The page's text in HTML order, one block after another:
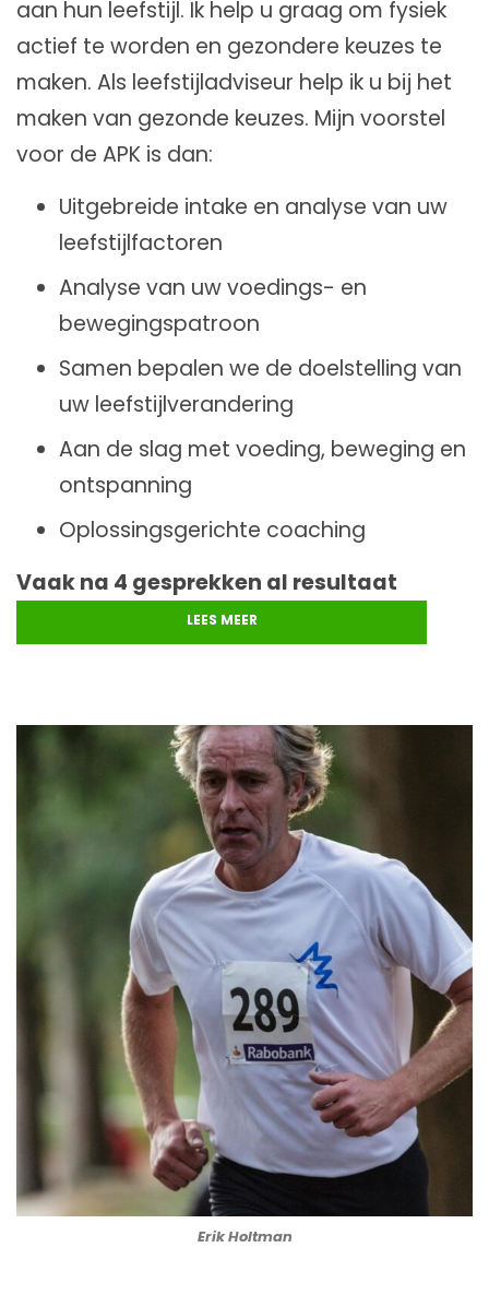
aan hun leefstijl. Ik help u graag om fysiek
actief te worden en gezondere keuzes te
maken. Als leefstijladviseur help ik u bij het
maken van gezonde keuzes. Mijn voorstel
voor de APK is dan:
Uitgebreide intake en analyse van uw
leefstijlfactoren
Analyse van uw voedings- en
bewegingspatroon
Samen bepalen we de doelstelling van
uw leefstijlverandering
Aan de slag met voeding, beweging en
ontspanning
Oplossingsgerichte coaching
Vaak na 4 gesprekken al resultaat
LEES MEER
Erik Holtman